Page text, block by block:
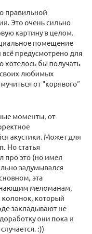
правильной
Это очень сильно
картину в целом.
помещение
всё предусмотрено для
хотелось бы получать
любимых
от “корявого”
моменты, от
акустики. Может для
Но статья
про это (но имел
задумывался
эта
меломанам,
колонок, который
закладывают не
они пока и
:))